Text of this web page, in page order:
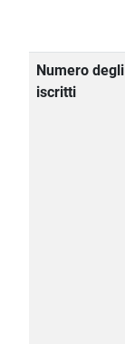
Numero degli
iscritti